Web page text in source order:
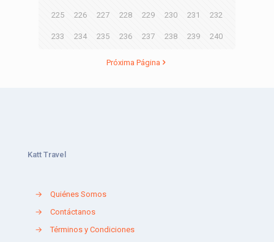
225 226 227 228 229 230 231 232
233 234 235 236 237 238 239 240
Próxima Página
Katt Travel
→
Quiénes Somos
→
Contáctanos
→
Términos y Condiciones